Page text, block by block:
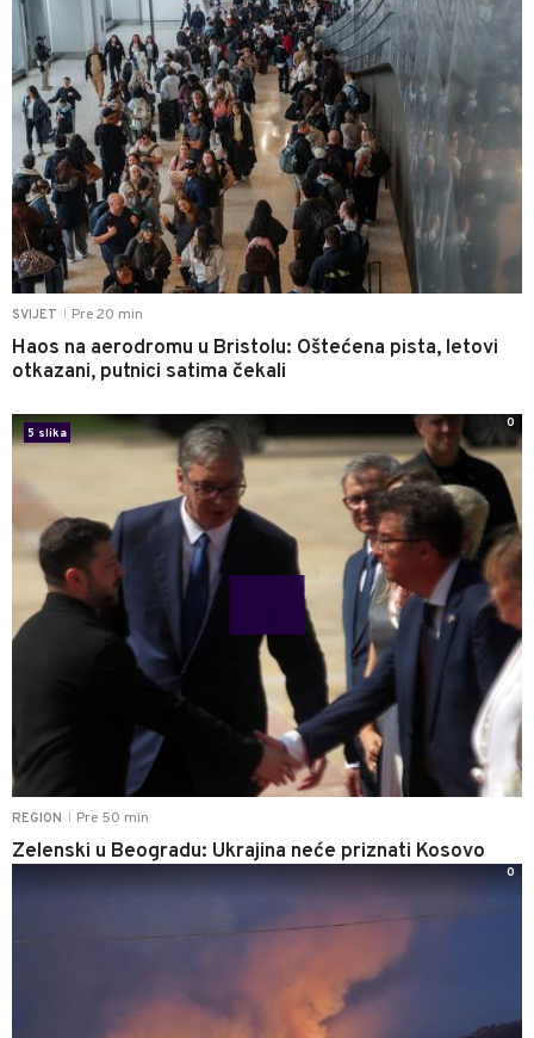
SVIJET Pre 20 min
Haos na aerodromu u Bristolu: Oštećena pista, letovi
otkazani, putnici satima čekali
REGION Pre 50 min
Zelenski u Beogradu: Ukrajina neće priznati Kosovo
5 slika
0
0